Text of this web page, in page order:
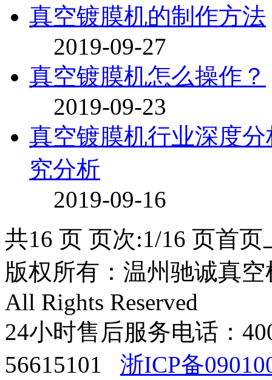
真空镀膜机的制作方法
2019-09-27
真空镀膜机怎么操作？
2019-09-23
真空镀膜机行业深度
究分析
2019-09-16
共16 页 页次:1/16 页首页
版权所有：温州驰诚真
All Rights Reserved
24小时售后服务电话：
56615101 浙ICP备